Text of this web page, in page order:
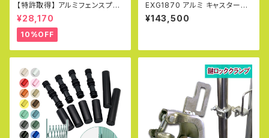
【特許取得】 アルミフェンスプラ
ンター 90×180cm 木目調 目
隠し プランター オレフェンスプ
ランター おしゃれ ラティス OFP
0918
¥28,170
10%OFF
EXG1870 アルミ キャスターゲ
ート W7.0m×H1.9m 門扉 ラテ
ィス フェンス クロスゲート 仮設
¥143,500